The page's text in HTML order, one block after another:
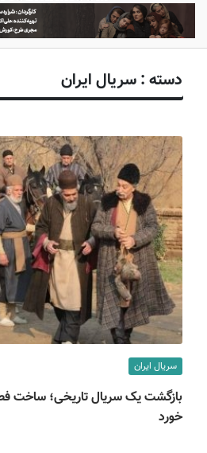
ب
ا
ک
آ
ف
س
ا
ی
ر
ا
ن
دسته :سریال ایران
سریال ایران
بازگشت یک سریال تاریخی؛ ساخت
خورد